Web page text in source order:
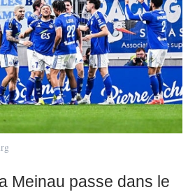
Meinau passe dans le